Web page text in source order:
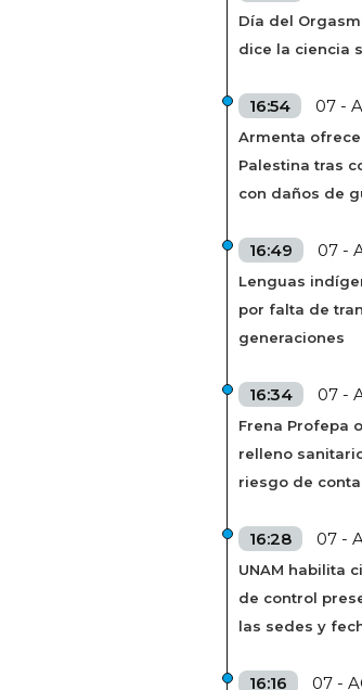
Día del
dice la ciencia
16:54 07 -
Armenta
Palestina tras
con daños de
16:49 07 -
Lenguas
por falta de
generaciones
16:34 07 -
Frena Profepa
relleno
riesgo de
16:28 07 -
UNAM habilita
de control
las sedes y
16:16 07 -